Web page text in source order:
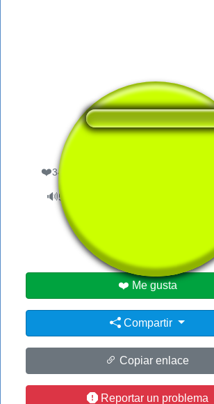
❤️345 a los usuarios les gustó este
🔊592 usuarios escucharon este
👁️ 2088 usuarios visitaron esta
❤️ Me gusta
Compartir
Copiar enlace
Reportar un problema